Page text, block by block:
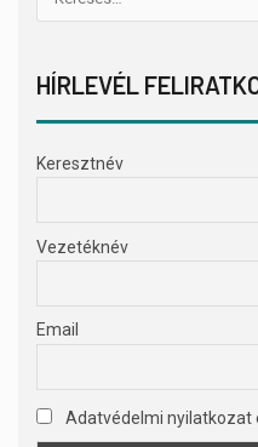
HÍRLEVÉL
Keresztnév
Vezetéknév
Email
Adatvédelmi nyilatkozat